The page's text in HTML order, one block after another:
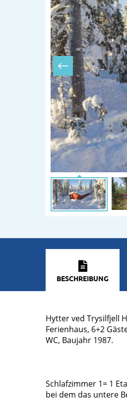
BESCHREIBUNG
Hytter ved Trysilfjell
Ferienhaus, 6+2
WC, Baujahr 1987.
Schlafzimmer 1= 1
bei dem das untere